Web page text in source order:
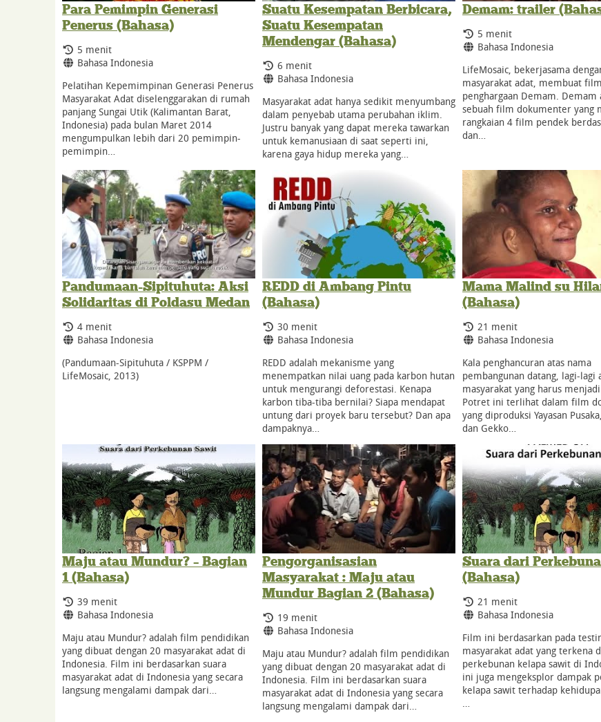
Para Pemimpin Generasi
Penerus (Bahasa)
Durasi:
5 menit
Bahasa:
Bahasa Indonesia
Pelatihan Kepemimpinan Generasi Penerus
Masyarakat Adat diselenggarakan di rumah
panjang Sungai Utik (Kalimantan Barat,
Indonesia) pada bulan Maret 2014
mengumpulkan lebih dari 20 pemimpin-
pemimpin…
Suatu Kesempatan Berbicara,
Suatu Kesempatan
Mendengar (Bahasa)
Durasi:
6 menit
Bahasa:
Bahasa Indonesia
Masyarakat adat hanya sedikit menyumbang
dalam penyebab utama perubahan iklim.
Justru banyak yang dapat mereka tawarkan
untuk kemanusiaan di saat seperti ini,
karena gaya hidup mereka yang…
Demam: trailer
Durasi:
5 menit
Bahasa:
Bahasa Indonesia
LifeMosaic, bekerjasama
masyarakat adat, membuat
penghargaan Demam. Demam
sebuah film dokumenter yang
rangkaian 4 film pendek
dan…
Pandumaan-Sipituhuta: Aksi
Solidaritas di Poldasu Medan
Durasi:
4 menit
Bahasa:
Bahasa Indonesia
(Pandumaan-Sipituhuta / KSPPM /
LifeMosaic, 2013)
REDD di Ambang Pintu
(Bahasa)
Durasi:
30 menit
Bahasa:
Bahasa Indonesia
REDD adalah mekanisme yang
menempatkan nilai uang pada karbon hutan
untuk mengurangi deforestasi. Kenapa
karbon tiba-tiba bernilai? Siapa mendapat
untung dari proyek baru tersebut? Dan apa
dampaknya…
Mama Malind su
(Bahasa)
Durasi:
21 menit
Bahasa:
Bahasa Indonesia
Kala penghancuran atas nama
pembangunan datang, lagi-lagi
masyarakat yang harus
Potret ini terlihat dalam film
yang diproduksi Yayasan
dan Gekko…
Maju atau Mundur? – Bagian
1 (Bahasa)
Durasi:
39 menit
Bahasa:
Bahasa Indonesia
Maju atau Mundur? adalah film pendidikan
yang dibuat dengan 20 masyarakat adat di
Indonesia. Film ini berdasarkan suara
masyarakat adat di Indonesia yang secara
langsung mengalami dampak dari…
Pengorganisasian
Masyarakat : Maju atau
Mundur Bagian 2 (Bahasa)
Durasi:
19 menit
Bahasa:
Bahasa Indonesia
Maju atau Mundur? adalah film pendidikan
yang dibuat dengan 20 masyarakat adat di
Indonesia. Film ini berdasarkan suara
masyarakat adat di Indonesia yang secara
langsung mengalami dampak dari…
Suara dari
(Bahasa)
Durasi:
21 menit
Bahasa:
Bahasa Indonesia
Film ini berdasarkan pada
masyarakat adat yang terkena
perkebunan kelapa sawit di
ini juga mengeksplor dampak
kelapa sawit terhadap